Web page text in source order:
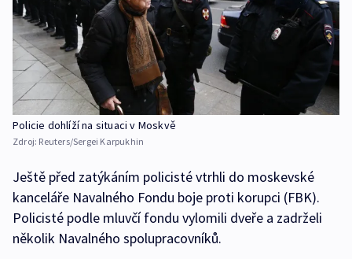
Policie dohlíží na situaci v Moskvě
Zdroj: Reuters/Sergei Karpukhin
Ještě před zatýkáním policisté vtrhli do moskevské
kanceláře Navalného Fondu boje proti korupci (FBK).
Policisté podle mluvčí fondu vylomili dveře a zadrželi
několik Navalného spolupracovníků.